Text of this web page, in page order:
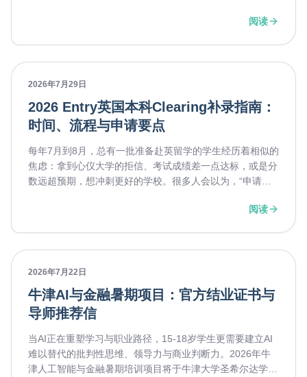
阅读
2026年7月29日
2026 Entry英国本科Clearing补录指南：
时间、流程与申请要点
每年7月到8月，总有一批准备赴英留学的学生经历着相似的
焦虑：拿到心仪大学的拒信、考试成绩差一点达标，或是分
数远超预期，想冲刺更好的学校。很多人会以为，“申请失
要的“复活通道”——UCAS Clearing（补录）。对于正在规
阅读
2026年7月22日
牛津AI与金融暑期项目：官方结业证书与
导师推荐信
当AI正在重塑学习与职业路径，15-18岁学生更需要建立AI
难以替代的批判性思维、领导力与商业判断力。2026年牛
津人工智能与金融暑期培训项目将于牛津大学圣希尔达学院